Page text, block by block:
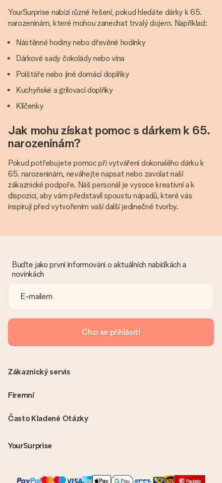
YourSurprise nabízí různé řešení, pokud hledáte dárky k 65.
narozeninám, které mohou zanechat trvalý dojem. Například:
Nástěnné hodiny nebo dřevěné hodinky
Dárkové sady čokolády nebo vína
Polštáře nebo jiné domácí doplňky
Kuchyňské a grilovací doplňky
Klíčenky
Jak mohu získat pomoc s dárkem k 65.
narozeninám?
Pokud potřebujete pomoc při vytváření dokonalého dárku k
65. narozeninám, neváhejte napsat nebo zavolat naší
zákaznické podpoře. Náš personál je vysoce kreativní a k
dispozici, aby vám představil spoustu nápadů, které vás
inspirují před vytvořením vaší další jedinečné tvorby.
Buďte jako první informováni o aktuálních nabídkách a
novinkách
Chci se přihlásit!
Často Kladené Otázky
YourSurprise
Zákaznický servis
Firemní